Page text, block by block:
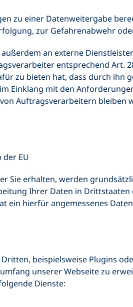
zu einer Datenweitergabe
zur Gefahrenabwehr
an externe
entsprechend Art.
zu bieten hat, dass durch ihn
Einklang mit den
Auftragsverarbeitern
EU
Sie erhalten, werden
Ihrer Daten in
ein hierfür angemessenes
beispielsweise Plugins
unserer Webseite zu
Dienste: